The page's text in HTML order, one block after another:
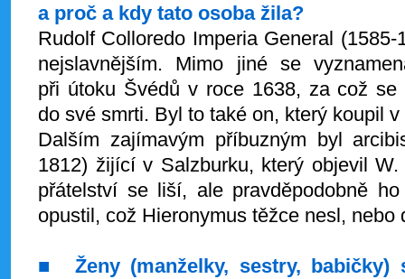
a proč a kdy tato osoba žila?
Rudolf Colloredo Imperia General
nejslavnějším. Mimo jiné se
při útoku Švédů v roce 1638, za což
do své smrti. Byl to také on, který koupil
Dalším zajímavým příbuzným byl
1812) žijící v Salzburku, který objevil
přátelství se liší, ale pravděpodobně
opustil, což Hieronymus těžce nesl,
■Ženy (manželky, sestry,